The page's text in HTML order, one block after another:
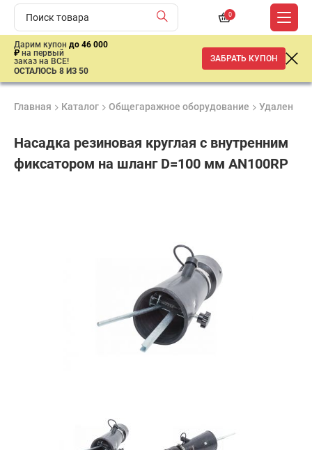
0
Дарим купон до 46 000
₽ на первый
заказ на ВСЕ!
ОСТАЛОСЬ 8 ИЗ 50
ЗАБРАТЬ КУПОН
Главная Каталог Общегаражное оборудование Удаление
Насадка резиновая круглая с внутренним
фиксатором на шланг D=100 мм AN100RP
Купить в 1 клик